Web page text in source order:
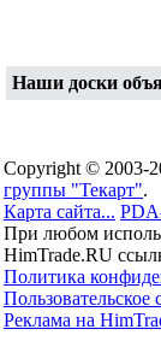
Наши доски
Copyright © 2003-
группы "Текарт".
Карта сайта...
При любом
HimTrade.RU
Политика
Пользовательское
Реклама на